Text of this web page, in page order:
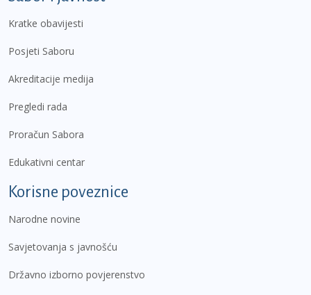
Kratke obavijesti
Posjeti Saboru
Akreditacije medija
Pregledi rada
Proračun Sabora
Edukativni centar
Korisne poveznice
Narodne novine
Savjetovanja s javnošću
Državno izborno povjerenstvo